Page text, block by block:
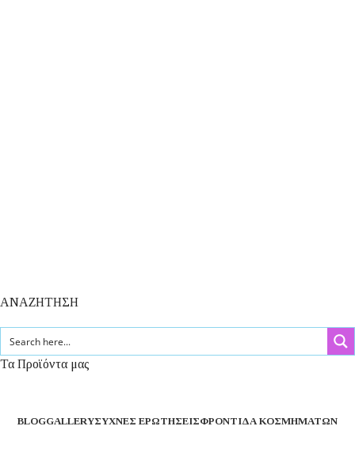
ΑΝΑΖΗΤΗΣΗ
Τα Προϊόντα μας
BLOGGALLERYΣΥΧΝΈΣ ΕΡΩΤΉΣΕΙΣΦΡΟΝΤΊΔΑ ΚΟΣΜΗΜΆΤΩΝ